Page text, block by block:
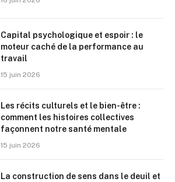
Capital psychologique et espoir : le
moteur caché de la performance au
travail
15 juin 2026
Les récits culturels et le bien-être :
comment les histoires collectives
façonnent notre santé mentale
15 juin 2026
La construction de sens dans le deuil et